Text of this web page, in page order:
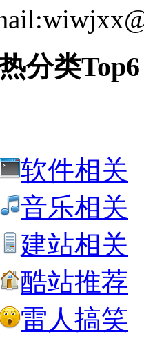
分类Top6
软件相关
音乐相关
建站相关
酷站推荐
雷人搞笑